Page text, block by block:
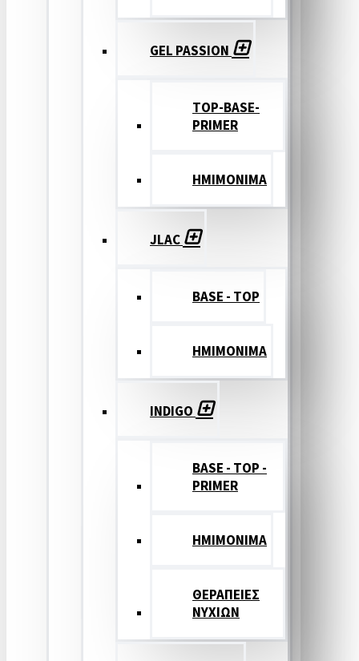
GEL PASSION
TOP-BASE-
PRIMER
ΗΜΙΜΟΝΙΜΑ
JLAC
BASE - TOP
ΗΜΙΜΟΝΙΜΑ
INDIGO
BASE - TOP -
PRIMER
HMIMONIMA
ΘΕΡΑΠΕΙΕΣ
ΝΥΧΙΩΝ